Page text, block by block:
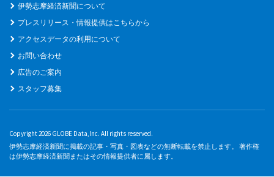
伊勢志摩経済新聞について
プレスリリース・情報提供はこちらから
アクセスデータの利用について
お問い合わせ
広告のご案内
スタッフ募集
Copyright 2026 GLOBE Data,Inc. All rights reserved.
伊勢志摩経済新聞に掲載の記事・写真・図表などの無断転載を禁止します。 著作権
は伊勢志摩経済新聞またはその情報提供者に属します。